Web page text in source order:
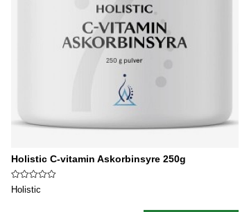
Holistic C-vitamin Askorbinsyre 250g
Holistic